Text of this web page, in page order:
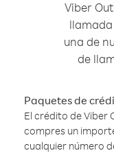
Viber
una de
de
Paquetes de
El crédito de Viber
compres un
cualquier número